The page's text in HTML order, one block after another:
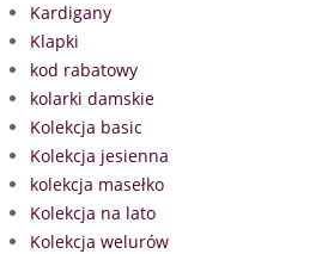
Kardigany
Klapki
kod rabatowy
kolarki damskie
Kolekcja basic
Kolekcja jesienna
kolekcja masełko
Kolekcja na lato
Kolekcja welurów